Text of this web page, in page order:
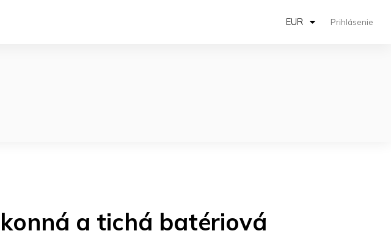
EUR Prihlásenie
a tichá batériová